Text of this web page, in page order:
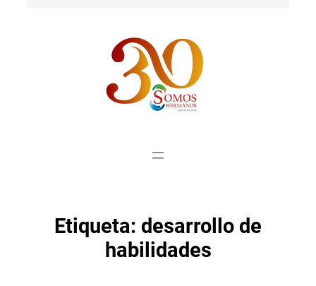
Etiqueta: desarrollo de
habilidades